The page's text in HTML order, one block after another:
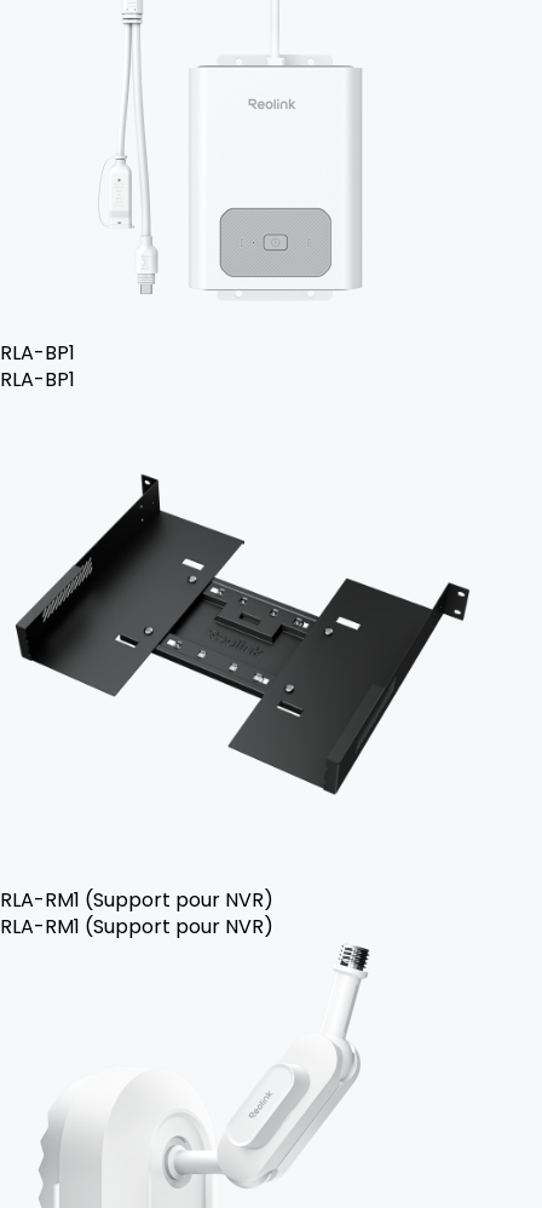
RLA-BP1
RLA-BP1
RLA-RM1 (Support pour NVR)
RLA-RM1 (Support pour NVR)